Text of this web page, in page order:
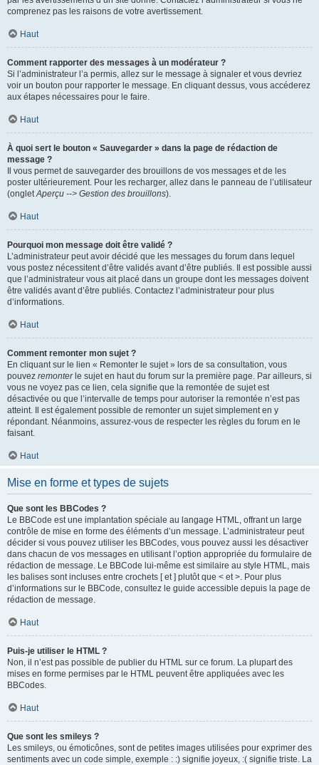
comprenez pas les raisons de votre avertissement.
Haut
Comment rapporter des messages à un modérateur ?
Si l’administrateur l’a permis, allez sur le message à signaler et vous devriez
voir un bouton pour rapporter le message. En cliquant dessus, vous accéderez
aux étapes nécessaires pour le faire.
Haut
À quoi sert le bouton « Sauvegarder » dans la page de rédaction de
message ?
Il vous permet de sauvegarder des brouillons de vos messages et de les
poster ultérieurement. Pour les recharger, allez dans le panneau de l’utilisateur
(ongletAperçu --> Gestion des brouillons).
Haut
Pourquoi mon message doit être validé ?
L’administrateur peut avoir décidé que les messages du forum dans lequel
vous postez nécessitent d’être validés avant d’être publiés. Il est possible aussi
que l’administrateur vous ait placé dans un groupe dont les messages doivent
être validés avant d’être publiés. Contactez l’administrateur pour plus
d’informations.
Haut
Comment remonter mon sujet ?
En cliquant sur le lien « Remonter le sujet » lors de sa consultation, vous
pouvez remonterle sujet en haut du forum sur la première page. Par ailleurs, si
vous ne voyez pas ce lien, cela signifie que la remontée de sujet est
désactivée ou que l’intervalle de temps pour autoriser la remontée n’est pas
atteint. Il est également possible de remonter un sujet simplement en y
répondant. Néanmoins, assurez-vous de respecter les règles du forum en le
faisant.
Haut
Mise en forme et types de sujets
Que sont les BBCodes ?
Le BBCode est une implantation spéciale au langage HTML, offrant un large
contrôle de mise en forme des éléments d’un message. L’administrateur peut
décider si vous pouvez utiliser les BBCodes, vous pouvez aussi les désactiver
dans chacun de vos messages en utilisant l’option appropriée du formulaire de
rédaction de message. Le BBCode lui-même est similaire au style HTML, mais
les balises sont incluses entre crochets [ et ] plutôt que < et >. Pour plus
d’informations sur le BBCode, consultez le guide accessible depuis la page de
rédaction de message.
Haut
Puis-je utiliser le HTML ?
Non, il n’est pas possible de publier du HTML sur ce forum. La plupart des
mises en forme permises par le HTML peuvent être appliquées avec les
BBCodes.
Haut
Que sont les smileys ?
Les smileys, ou émoticônes, sont de petites images utilisées pour exprimer des
sentiments avec un code simple, exemple : :) signifie joyeux, :( signifie triste. La